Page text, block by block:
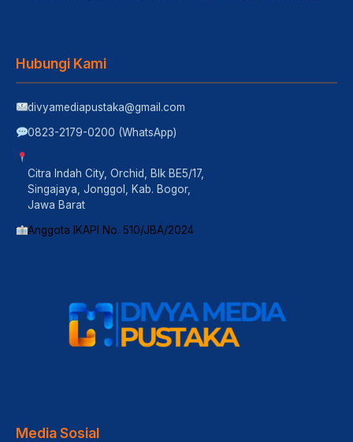
Hubungi Kami
divyamediapustaka@gmail.com
0823-2179-0200 (WhatsApp)
Citra Indah City, Orchid, Blk BE5/17,
Singajaya, Jonggol, Kab. Bogor,
Jawa Barat
Anggota IKAPI No. 510/JBA/2024
Media Sosial